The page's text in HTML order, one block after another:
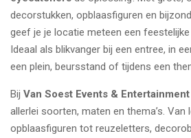
decorstukken, opblaasfiguren en
geef je je locatie meteen een feestelijke
Ideaal als blikvanger bij een entree, in
een plein, beursstand of tijdens een
Bij Van Soest Events & Entertainment
allerlei soorten, maten en thema’s. Van
opblaasfiguren tot reuzeletters,